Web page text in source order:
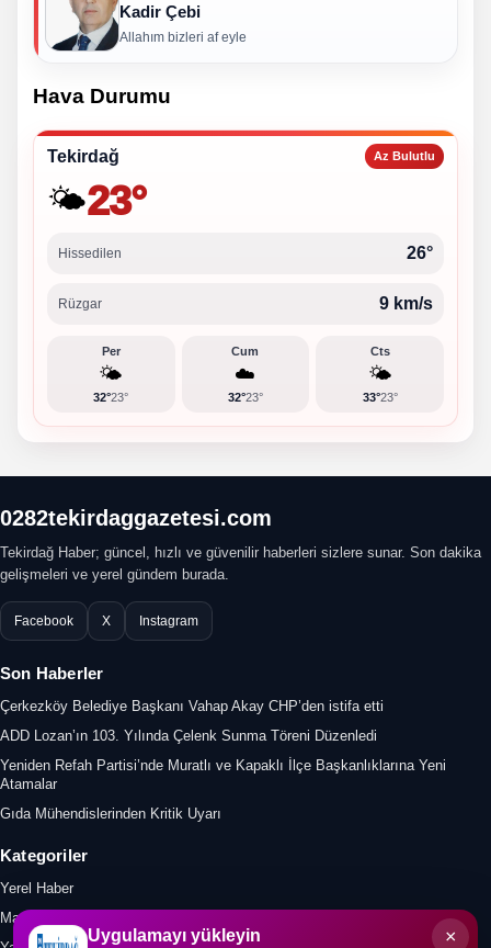
Kadir Çebi
Allahım bizleri af eyle
Hava Durumu
Tekirdağ Az Bulutlu
🌤️23°
Hissedilen 26°
Rüzgar 9 km/s
Per
🌤️
32°23°
Cum
☁️
32°23°
Cts
🌤️
33°23°
0282tekirdaggazetesi.com
Tekirdağ Haber; güncel, hızlı ve güvenilir haberleri sizlere sunar. Son dakika
gelişmeleri ve yerel gündem burada.
Facebook X Instagram
Son Haberler
Çerkezköy Belediye Başkanı Vahap Akay CHP’den istifa etti
ADD Lozan’ın 103. Yılında Çelenk Sunma Töreni Düzenledi
Yeniden Refah Partisi’nde Muratlı ve Kapaklı İlçe Başkanlıklarına Yeni
Atamalar
Gıda Mühendislerinden Kritik Uyarı
Kategoriler
Yerel Haber
Manşet
×
Uygulamayı yükleyin